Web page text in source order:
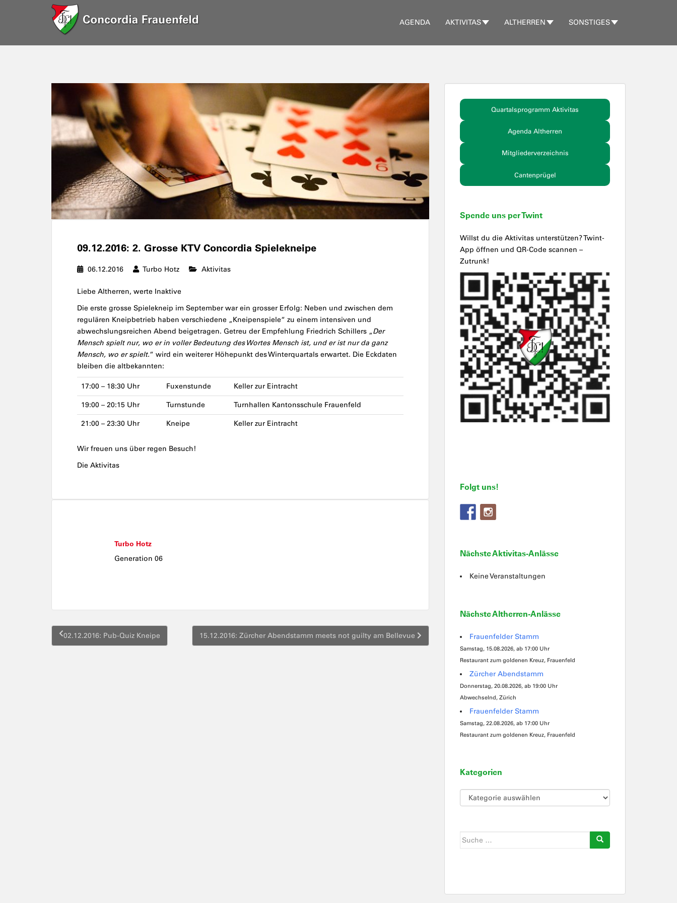
AGENDA AKTIVITAS ALTHERREN SONSTIGES
09.12.2016: 2. Grosse KTV Concordia Spielekneipe
06.12.2016 Turbo Hotz Aktivitas
Liebe Altherren, werte Inaktive
Die erste grosse Spielekneip im September war ein grosser Erfolg: Neben und zwischen dem
regulären Kneipbetrieb haben verschiedene „Kneipenspiele“ zu einem intensiven und
abwechslungsreichen Abend beigetragen. Getreu der Empfehlung Friedrich Schillers „Der
Mensch spielt nur, wo er in voller Bedeutung des Wortes Mensch ist, und er ist nur da ganz
Mensch, wo er spielt.“ wird ein weiterer Höhepunkt des Winterquartals erwartet. Die Eckdaten
bleiben die altbekannten:
17:00 – 18:30 Uhr Fuxenstunde Keller zur Eintracht
19:00 – 20:15 Uhr Turnstunde Turnhallen Kantonsschule Frauenfeld
21:00 – 23:30 Uhr Kneipe Keller zur Eintracht
Wir freuen uns über regen Besuch!
Die Aktivitas
Turbo Hotz
Generation 06
Beitragsnavigation
02.12.2016: Pub-Quiz Kneipe 15.12.2016: Zürcher Abendstamm meets not guilty am Bellevue
Quartalsprogramm Aktivitas
Agenda Altherren
Mitgliederverzeichnis
Cantenprügel
Spende uns per Twint
Willst du die Aktivitas unterstützen? Twint-
App öffnen und QR-Code scannen –
Zutrunk!
Folgt uns!
Nächste Aktivitas-Anlässe
Keine Veranstaltungen
Nächste Altherren-Anlässe
Frauenfelder Stamm
Samstag, 15.08.2026, ab 17:00 Uhr
Restaurant zum goldenen Kreuz, Frauenfeld
Zürcher Abendstamm
Donnerstag, 20.08.2026, ab 19:00 Uhr
Abwechselnd, Zürich
Frauenfelder Stamm
Samstag, 22.08.2026, ab 17:00 Uhr
Restaurant zum goldenen Kreuz, Frauenfeld
Kategorien
Kategorien
Suche